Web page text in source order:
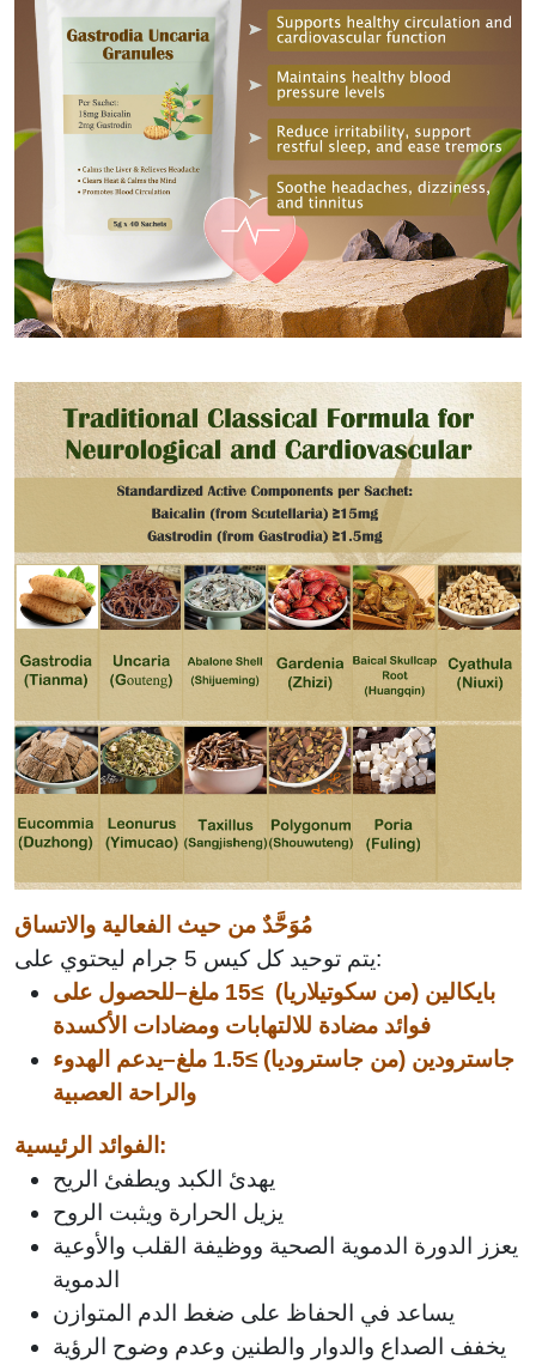
مُوَحَّدٌ من حيث الفعالية والاتساق
يتم توحيد كل كيس 5 جرام ليحتوي على:
بايكالين (من سكوتيلاريا)
≥15 ملغ–للحصول على
فوائد مضادة للالتهابات ومضادات الأكسدة
جاسترودين (من جاستروديا)
≥1.5 ملغ–يدعم الهدوء
والراحة العصبية
الفوائد الرئيسية:
يهدئ الكبد ويطفئ الريح
يزيل الحرارة ويثبت الروح
يعزز الدورة الدموية الصحية ووظيفة القلب والأوعية
الدموية
يساعد في الحفاظ على ضغط الدم المتوازن
يخفف الصداع والدوار والطنين وعدم وضوح الرؤية